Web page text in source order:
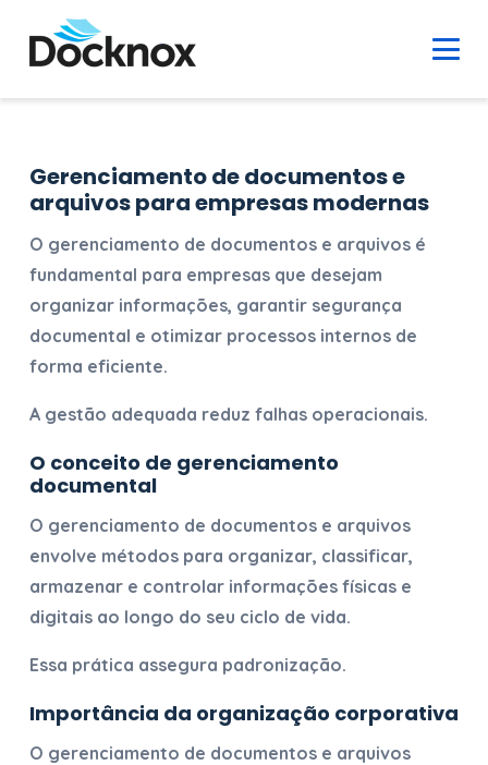
Gerenciamento de documentos e
arquivos para empresas modernas
O gerenciamento de documentos e arquivosé
fundamental para empresas que desejam
organizar informações, garantir segurança
documental e otimizar processos internos de
forma eficiente.
A gestão adequada reduz falhas operacionais.
O conceito de gerenciamento
documental
O gerenciamento de documentos e arquivos
envolve métodos para organizar, classificar,
armazenar e controlar informações físicas e
digitais ao longo do seu ciclo de vida.
Essa prática assegura padronização.
Importância da organização corporativa
O gerenciamento de documentos e arquivos